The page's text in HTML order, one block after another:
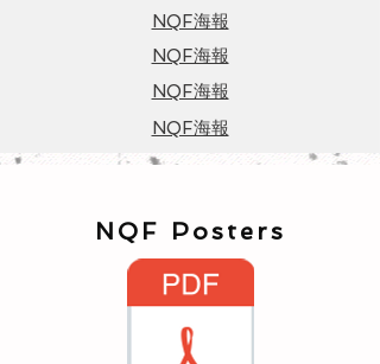
NQF海報
NQF海報
NQF海報
NQF海報
NQF Posters